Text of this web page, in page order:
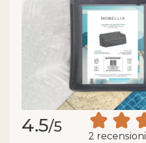
4.5/5
2 recensioni